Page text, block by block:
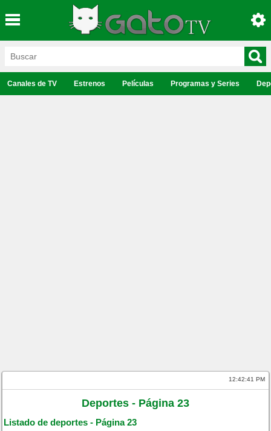
Canales de TV Estrenos Películas Programas y Series
12:42:41 PM
Deportes - Página 23
Listado de deportes - Página 23